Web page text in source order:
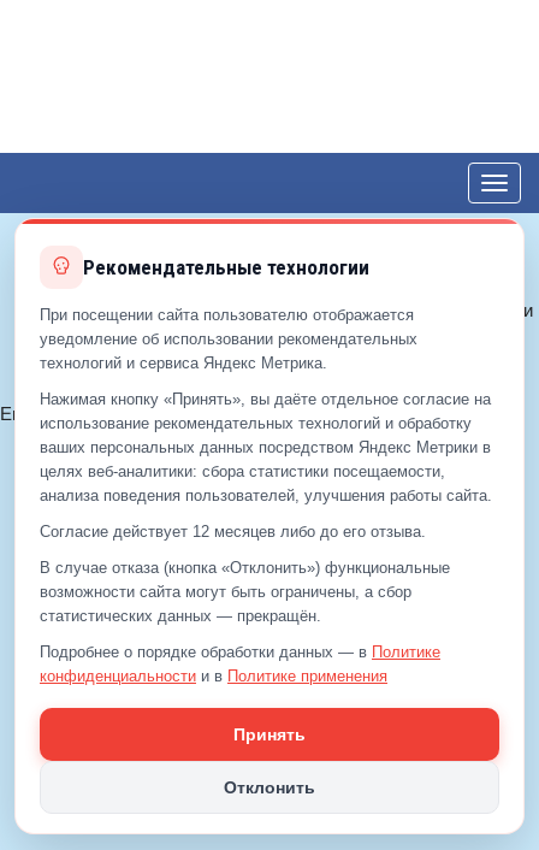
© 2012—2026 ЕДС-Королёв
Политика конфиденциальности
Политика cookie
Согласие на обработку ПДн
Email: info@eds-korolev.ru
+7 (499) 929-99-99
+7 (495)512-00-11
512-00-11
Email:info@eds-korolev.ru
Рекомендательные технологии
При посещении сайта пользователю отображается
уведомление об использовании рекомендательных
технологий и сервиса Яндекс Метрика.
Нажимая кнопку «Принять», вы даёте отдельное согласие на
использование рекомендательных технологий и обработку
ваших персональных данных посредством Яндекс Метрики в
целях веб‑аналитики: сбора статистики посещаемости,
анализа поведения пользователей, улучшения работы сайта.
Согласие действует 12 месяцев либо до его отзыва.
В случае отказа (кнопка «Отклонить») функциональные
возможности сайта могут быть ограничены, а сбор
статистических данных — прекращён.
Подробнее о порядке обработки данных — в Политике
конфиденциальности и в Политике применения
Принять
Отклонить